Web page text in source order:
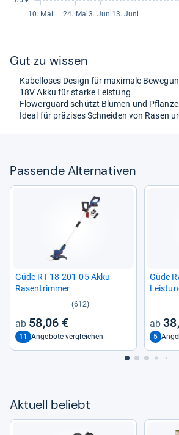
Gut zu wis­sen
Kabel­lo­ses Design für maxi­male
18V Akku für starke Leis­tung
Flo­wer­guard schützt Blu­men und
Ideal für prä­zi­ses Schnei­den von Rasen
Pas­sende Alter­na­ti­ven
Güde RT 18-​201-​05 Akku-​
Rasen­trim­mer
(612)
58,06 €
11 Angebote vergleichen
Güde
5
Aktu­ell beliebt